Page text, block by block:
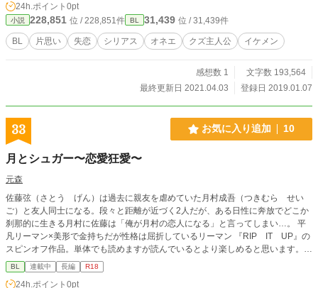
24h.ポイント 0pt
小説 228,851 位 / 228,851件 BL 31,439 位 / 31,439件
BL 片思い 失恋 シリアス オネエ クズ主人公 イケメン
感想数 1
文字数 193,564
最終更新日 2021.04.03
登録日 2019.01.07
33 お気に入り追加 10
月とシュガー〜恋愛狂愛〜
元森
佐藤弦（さとう げん）は過去に親友を虐めていた月村成吾（つきむら せい
ご）と友人同士になる。段々と距離が近づく2人だが、ある日性に奔放でどこか
刹那的に生きる月村に佐藤は「俺が月村の恋人になる」と言ってしまい…。 平
凡リーマン×美形で金持ちだが性格は屈折しているリーマン 『RIP IT UP』の
スピンオフ作品。単体でも読めますが読んでいるとより楽しめると思います。
この作品はサイトにも掲載しております（http://momimomi777.web.fc2.com/ind
ex.html）
BL 連載中 長編 R18
24h.ポイント 0pt